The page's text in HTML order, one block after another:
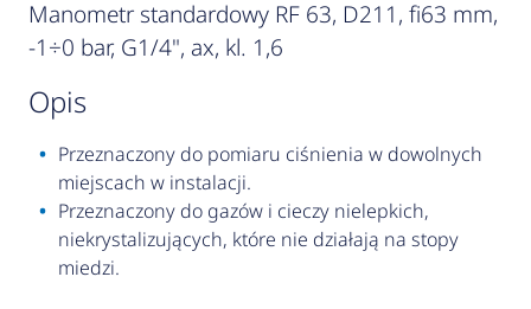
Manometr standardowy RF 63, D211, fi63 mm,
-1÷0 bar, G1/4", ax, kl. 1,6
opis
Przeznaczony do pomiaru ciśnienia w dowolnych
miejscach w instalacji.
Przeznaczony do gazów i cieczy nielepkich,
niekrystalizujących, które nie działają na stopy
miedzi.